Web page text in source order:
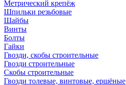
Метрический крепёж
Шпильки резьбовые
Шайбы
Винты
Болты
Гайки
Гвозди, скобы строительные
Гвозди строительные
Скобы строительные
Гвозди толевые, винтовые, ершёные